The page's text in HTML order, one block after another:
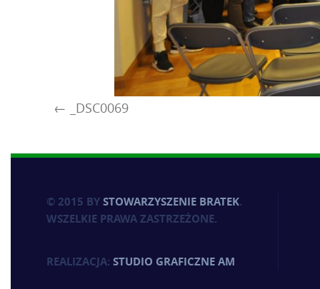
_DSC0069
© 2015 BYSTOWARZYSZENIE BRATEK.
WSZELKIE PRAWA ZASTRZEŻONE.
REALIZACJA: STUDIO GRAFICZNE AM